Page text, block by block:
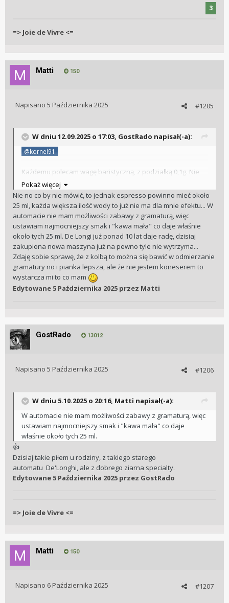
3
=> Joie de Vivre <=
Matti 150
#1205
Napisano 5 Października 2025
W dniu 12.09.2025 o 17:03, GostRado napisał(-a):
@kornel91
Każdemu polecam wagę baristyczną, z podziałką 0,1g. Nie
musi być "wypasiona". Moja pierwsza kosztowała 30zł. i
dalej się sprawdza. Należy zapomnieć o mierzeniu ilości
espresso w mililitrach (crema zaburza pomiar), a przejść na
wagę w gramach. I tu wchodzi straszne słowo, dla
początkującego kawosza => RATIO 😃 Jeśli masz zmielonej
kawy w module zaparzającym automatu załóżmy 15g to
uzyskane espresso powino mieścić się w przedziale 30÷45g,
a więc ratio 1: 2 do 3. Jedni wolą bardziej skondensowane a
drudzy rozcieńczone. Ja celuje w ratio 1:2 do 2,5. Obecnie
używam do kolby ECM sitka VST 22g i sypię jasnej mielonki
24g, zaś do La Marzocco micra sitka VST
25g: 25,5÷26g średniego wypalenia ziarna, 24÷24,5g średnio-
Uważam, że jest optymalne. Elektra ma małe 15g sitko, więc
ważę od 14,5÷16g w zależności od stopnia wypalenia
ziarna.
... ... ...
średnio paloną 100% arabikę, więc może Ci nie smakować.
Niektóre kawiarnie mają dwa młynki do espresso i w drugim
ciemniejszy wypał z robustą 20÷30%. Warto zamówić dwa
podwójne espresso właśnie z dwóch różnych ziaren i
siorbać łyżkami raz jedne, raz drugie espresso (płukać usta
Pokaż więcej
Nie no co by nie mówić, to jednak espresso powinno mieć około
25 ml, każda większa ilość wody to już nie ma dla mnie efektu... W
automacie nie mam możliwości zabawy z gramaturą, więc
ustawiam najmocniejszy smak i "kawa mała" co daje właśnie
około tych 25 ml. De Longi już ponad 10 lat daje radę, dzisiaj
zakupiona nowa maszyna już na pewno tyle nie wytrzyma...
Zdaję sobie sprawę, że z kolbą to można się bawić w odmierzanie
gramatury no i pianka lepsza, ale że nie jestem koneserem to
wystarcza mi to co mam
Edytowane 5 Października 2025 przez Matti
GostRado 13012
#1206
Napisano 5 Października 2025
W dniu 5.10.2025 o 20:16, Matti napisał(-a):
W automacie nie mam możliwości zabawy z gramaturą, więc
ustawiam najmocniejszy smak i "kawa mała" co daje
właśnie około tych 25 ml.
👍
Dzisiaj takie piłem u rodziny, z takiego starego
automatu De'Longhi, ale z dobrego ziarna specialty.
Edytowane 5 Października 2025 przez GostRado
=> Joie de Vivre <=
Matti 150
#1207
Napisano 6 Października 2025